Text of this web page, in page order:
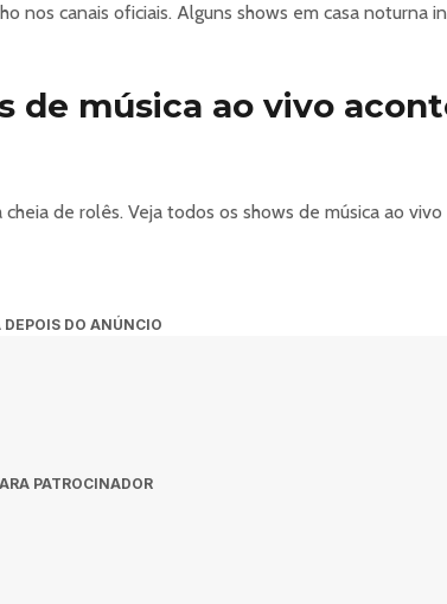
nos canais oficiais. Alguns shows em casa noturna
de música ao vivo
de rolês. Veja todos os shows de música ao vivo
DO ANÚNCIO
PATROCINADOR